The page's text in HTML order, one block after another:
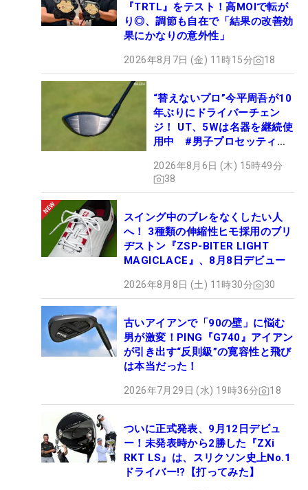
『TRTL』をテスト！高MOIで転が
り◎、調節も自在で「結果の改善効
果にかなりの意外性」
2026年8月7日 (金) 11時15分 18
“替えないプロ”今平周吾が10
年ぶりにドライバーチェン
ジ！ UT、5Wは名器を継続使
用中 #男子プロセッティン
2026年8月6日 (木) 15時49分
38
スイング中のブレをなくしたい人
へ！ 3種類の伸縮性ヒモ採用のブリ
ヂストン『ZSP-BITER LIGHT
MAGICLACE』、8月8日デビュー
2026年8月8日 (土) 11時30分 30
古いアイアンで「90の壁」に悩む
男が激変！PING『G740』アイアン
が引き出す“反則級”の寛容性と飛び
は本当だった！
2026年7月29日 (水) 19時36分 18
ついに正式発表、9月12日デビュ
ー！未発表時から2勝した『ZXi
RKT LS』は、スリクソン史上No.1
ドライバー!?【打ってみた】